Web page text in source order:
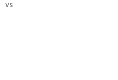
VS